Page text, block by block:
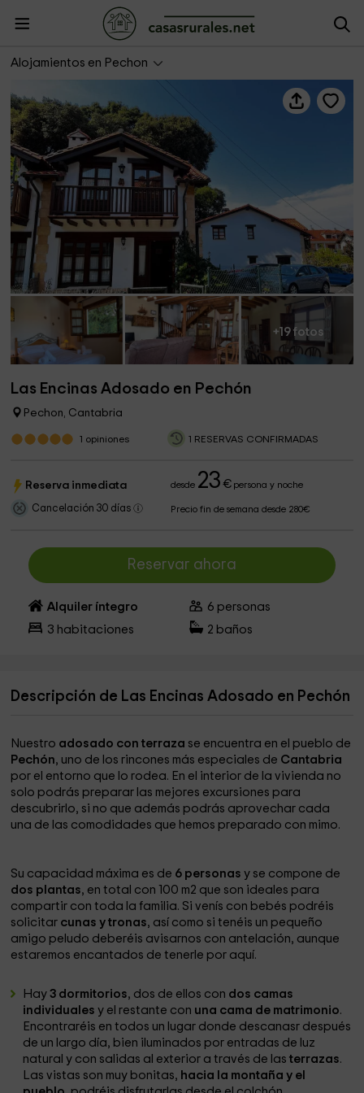
Alojamientos en Pechon
Las Encinas Adosado en Pechón
+19 fotos
Las Encinas Adosado en Pechón
Pechon, Cantabria
1 opiniones 1 RESERVAS CONFIRMADAS
Reserva inmediata desde 23 €persona y noche
Cancelación 30 días Precio fin de semana desde 280€
Reservar ahora
Alquiler íntegro 6 personas
3 habitaciones 2 baños
Descripción de Las Encinas Adosado en Pechón
Nuestro adosado con terraza se encuentra en el pueblo de
Pechón, uno de los rincones más especiales de Cantabria
por el entorno que lo rodea. En el interior de la vivienda no
solo podrás preparar las mejores excursiones para
descubrirlo, si no que además podrás aprovechar cada
una de las comodidades que hemos preparado con mimo.
Su capacidad máxima es de 6 personas y se compone de
dos plantas, en total con 100 m2 que son ideales para
compartir con toda la familia. Si venís con bebés podréis
solicitar cunas y tronas, así como si tenéis un pequeño
amigo peludo deberéis avisarnos con antelación, aunque
estaremos encantados de tenerle por aquí.
Hay3 dormitorios, dos de ellos con dos camas
individuales y el restante con una cama de matrimonio.
Encontraréis en todos un lugar donde descanasr después
de un largo día, bien iluminados por entradas de luz
natural y con salidas al exterior a través de lasterrazas.
Las vistas son muy bonitas, hacia la montaña y el